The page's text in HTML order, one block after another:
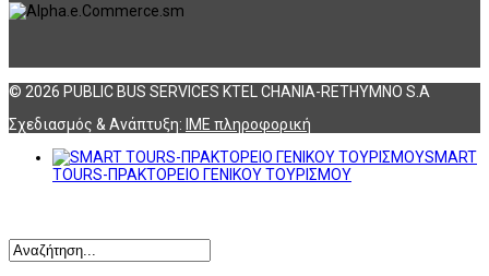
© 2026 PUBLIC BUS SERVICES KTEL CHANIA-RETHYMNO S.A
Σχεδιασμός & Ανάπτυξη: ΙΜΕ πληροφορική
SMART
TOURS-ΠΡΑΚΤΟΡΕΙΟ ΓΕΝΙΚΟΥ ΤΟΥΡΙΣΜΟΥ